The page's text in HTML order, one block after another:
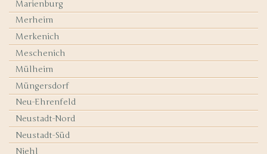
Marienburg
Merheim
Merkenich
Meschenich
Mülheim
Müngersdorf
Neu-Ehrenfeld
Neustadt-Nord
Neustadt-Süd
Niehl